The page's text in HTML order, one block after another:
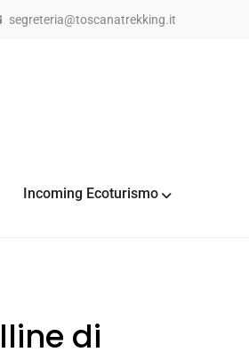
segreteria@toscanatrekking.it
Incoming Ecoturismo
di